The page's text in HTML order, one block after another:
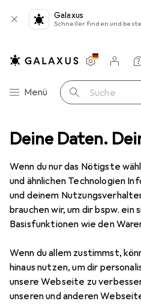
Deine Daten.
Wenn du nur das Nötigste
und ähnlichen Technologien
und deinem
brauchen wir, um dir bspw. ein
Basisfunktionen wie den
Wenn du allem zustimmst,
hinaus nutzen, um dir
unsere Webseite zu
unseren und anderen
Galaxus
Schneller finden und
Navigation nach Kategorien
Menü Suche
Einstellungen
Kundenkonto
Merklisten
Warenkorb
Zahnputzbecher
EUR
22,80
Zone
Zubehör für